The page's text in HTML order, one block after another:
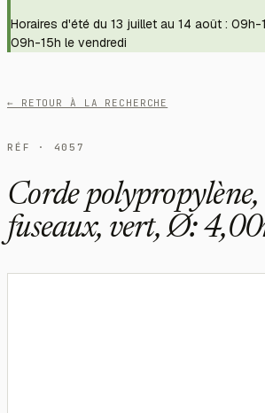
Horaires d'été du 13 juillet au 14 août :
09h-15h le vendredi
← RETOUR À LA RECHERCHE
RÉF · 4057
Corde polypropylène,
fuseaux, vert, Ø: